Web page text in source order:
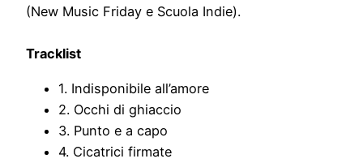
(New Music Friday e Scuola Indie).
Tracklist
1. Indisponibile all’amore
2. Occhi di ghiaccio
3. Punto e a capo
4. Cicatrici firmate